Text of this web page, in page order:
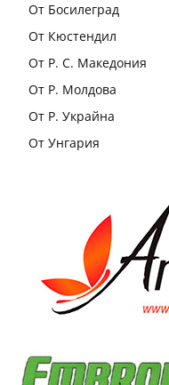
От Босилеград
От Кюстендил
От Р. С. Македония
От Р. Молдова
От Р. Украйна
От Унгария